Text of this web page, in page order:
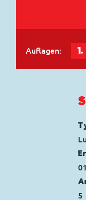
Auflagen:
5